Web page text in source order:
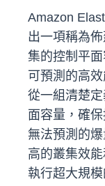
Amazon
出一項稱為
集的控制平
可預測的高
從一組清楚
面容量，確
無法預測的
高的叢集效
執行超大規模